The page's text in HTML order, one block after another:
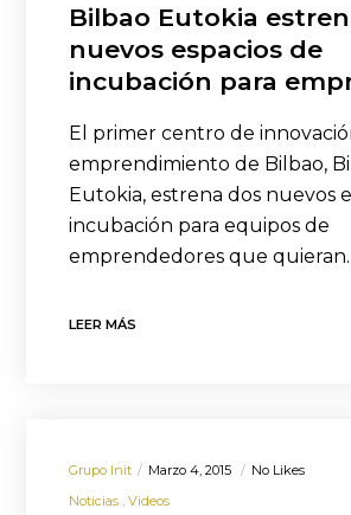
Bilbao Eutokia
nuevos espacios de
incubación para
El primer centro de
emprendimiento de Bilbao,
Eutokia, estrena dos nuevos
incubación para equipos de
emprendedores que
LEER MÁS
Grupo Init Marzo 4, 2015
No Likes
Noticias
Videos